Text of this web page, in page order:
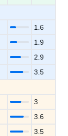
1.6
1.9
2.9
3.5
3
3.6
3.5